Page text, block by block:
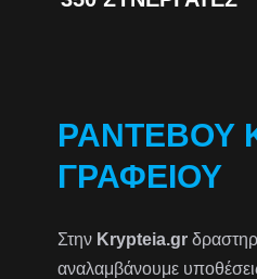
ΡΑΝΤΕΒΟΎ
ΓΡΑΦΕΊΟΥ
Στην Krypteia.gr
αναλαμβάνουμε